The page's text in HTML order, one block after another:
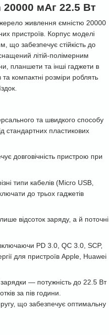
мАг 22.5 Вт
живлення ємністю 20000
пристроїв. Корпус моделі
що забезпечує стійкість до
літій-полімерним
планшети та інші гаджети в
компактні розміри роблять
та швидкого способу
стандартних пластикових
довговічність пристрою при
типи кабелів (Micro USB,
до трьох гаджетів
відсоток заряду, а й поточні
PD 3.0, QC 3.0, SCP,
для пристроїв Apple, Huawei
— потужність до 22.5 Вт
за пів години.
що забезпечує оптимальну